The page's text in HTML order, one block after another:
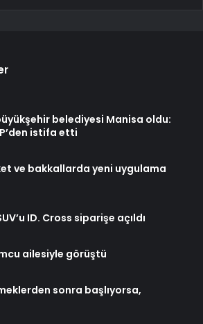
belediyesi Manisa oldu:
istifa etti
ve bakkallarda yeni uygulama
ID. Cross siparişe açıldı
ailesiyle görüştü
sonra başlıyorsa,